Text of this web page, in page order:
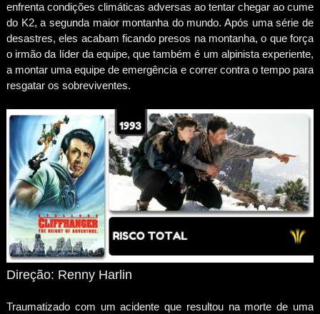
enfrenta condições climáticas adversas ao tentar chegar ao cume
do K2, a segunda maior montanha do mundo. Após uma série de
desastres, eles acabam ficando presos na montanha, o que força
o irmão da líder da equipe, que também é um alpinista experiente,
a montar uma equipe de emergência e correr contra o tempo para
resgatar os sobreviventes.
Direção: Renny Harlin
Traumatizado com um acidente que resultou na morte de uma